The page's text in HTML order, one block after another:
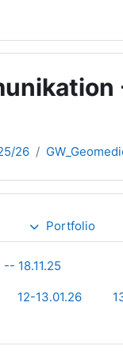
26
Portfolio
-- 18.11.25
12-13.01.26